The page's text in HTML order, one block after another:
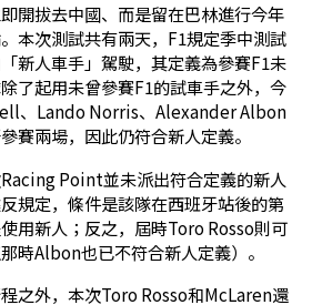
開拔去中國、而是留在巴林進行今年
本次測試共有兩天，F1規定季中測試
新人車手」駕駛，其定義為參賽F1未
了起用未曾參賽F1的試車手之外，今
、Lando Norris、Alexander Albon
賽兩場，因此仍符合新人定義。
Point並未派出符合定義的新人
規定，條件是該隊在西班牙站後的第
用新人；反之，屆時Toro Rosso則可
時Albon也已不符合新人定義）。
之外，本次Toro Rosso和McLaren還